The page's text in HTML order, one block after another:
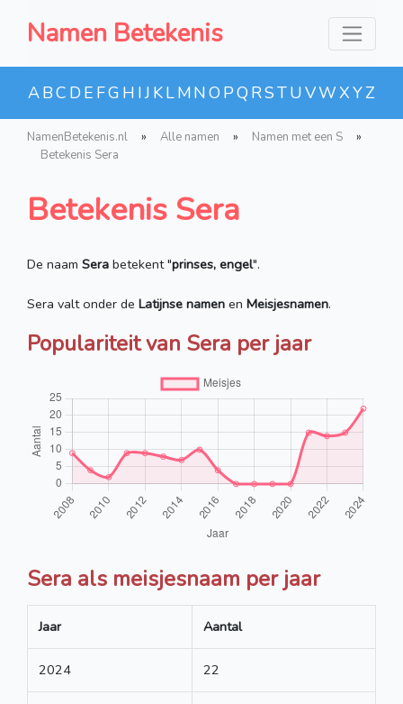
Namen Betekenis
ABC D E FG H IJ KLMNO PQ RSTUVWXYZ
NamenBetekenis.nl » Alle namen » Namen met een S
»
Betekenis Sera
Betekenis Sera
De naam Sera betekent "prinses, engel".
Sera valt onder de Latijnse namen en Meisjesnamen.
Populariteit van Sera per jaar
Sera als meisjesnaam per jaar
Jaar Aantal
2024 22